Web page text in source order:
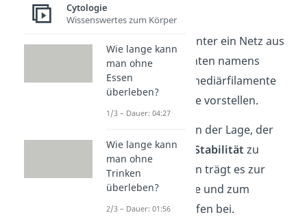
schwach.
Du kannst dir darunter ein Netz aus
den Proteinfilamenten namens
Mikrotubuli, Intermediärfilamente
und Mikrofilamente vorstellen.
Ein Cytoskelett ist in der Lage, der
Zelle eine gewisse
Stabilität zu
verleihen. Weiterhin trägt es zur
Bewegung der Zelle und zum
Transport von Stoffen bei.
Cytologie
Wissenswertes zum Körper
Wie lange kann
man ohne
Essen
überleben?
1/3 – Dauer: 04:27
Wie lange kann
man ohne
Trinken
überleben?
2/3 – Dauer: 01:56